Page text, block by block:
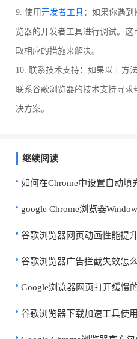
9. 使用开发者工具：如果你遇到
览器的开发者工具进行调试。
取相应的措施来解决。
10. 联系技术支持：如果以上方
联系谷歌浏览器的技术支持寻
决方案。
继续阅读
如何在Chrome中设置自动填
google Chrome浏览器
谷歌浏览器网页动画性能提
谷歌浏览器广告拦截失效怎
Google浏览器网页打开缓慢
谷歌浏览器下载加速工具使